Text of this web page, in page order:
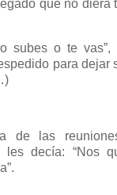
que no
subes o te
para dejar
de las
les decía: “Nos